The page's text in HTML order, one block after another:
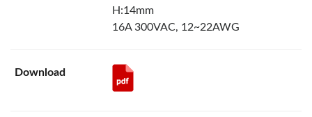
H:14mm
16A 300VAC, 12~22AWG